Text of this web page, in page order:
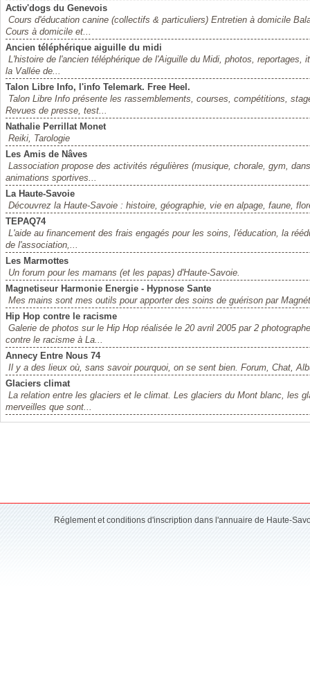
Activ'dogs du Genevois
Cours d'éducation canine (collectifs & particuliers) Entretien à domicile
Cours à domicile et...
Ancien téléphérique aiguille du midi
L'histoire de l'ancien téléphérique de l'Aiguille du Midi, photos,
la Vallée de...
Talon Libre Info, l'info Telemark. Free Heel.
Talon Libre Info présente les rassemblements, courses, compétitions,
Revues de presse, test...
Nathalie Perrillat Monet
Reiki, Tarologie
Les Amis de Nâves
Lassociation propose des activités régulières (musique, chorale, gym,
animations sportives...
La Haute-Savoie
Découvrez la Haute-Savoie : histoire, géographie, vie en alpage, faune,
TEPAQ74
L'aide au financement des frais engagés pour les soins, l'éducation, la
de l'association,...
Les Marmottes
Un forum pour les mamans (et les papas) d'Haute-Savoie.
Magnetiseur Harmonie Energie - Hypnose Sante
Mes mains sont mes outils pour apporter des soins de guérison par
Hip Hop contre le racisme
Galerie de photos sur le Hip Hop réalisée le 20 avril 2005 par 2
contre le racisme à La...
Annecy Entre Nous 74
Il y a des lieux où, sans savoir pourquoi, on se sent bien. Forum, Chat,
Glaciers climat
La relation entre les glaciers et le climat. Les glaciers du Mont blanc, les
merveilles que sont...
Réglement et conditions d'inscription dans l'annuaire de Haute-